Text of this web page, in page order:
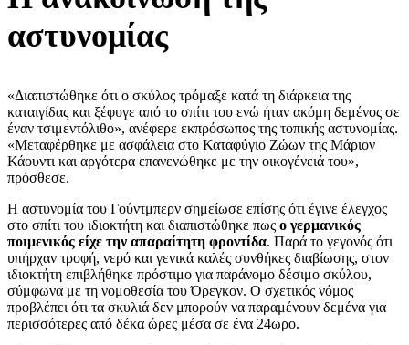
αστυνομίας
«Διαπιστώθηκε ότι ο σκύλος τρόμαξε κατά τη διάρκεια της
καταιγίδας και ξέφυγε από το σπίτι του ενώ ήταν ακόμη δεμένος σε
έναν τσιμεντόλιθο», ανέφερε εκπρόσωπος της τοπικής αστυνομίας.
«Μεταφέρθηκε με ασφάλεια στο Καταφύγιο Ζώων της Μάριον
Κάουντι και αργότερα επανενώθηκε με την οικογένειά του»,
πρόσθεσε.
Η αστυνομία του Γούντμπερν σημείωσε επίσης ότι έγινε έλεγχος
στο σπίτι του ιδιοκτήτη και διαπιστώθηκε πως ο γερμανικός
ποιμενικός είχε την απαραίτητη φροντίδα. Παρά το γεγονός ότι
υπήρχαν τροφή, νερό και γενικά καλές συνθήκες διαβίωσης, στον
ιδιοκτήτη επιβλήθηκε πρόστιμο για παράνομο δέσιμο σκύλου,
σύμφωνα με τη νομοθεσία του Όρεγκον. Ο σχετικός νόμος
προβλέπει ότι τα σκυλιά δεν μπορούν να παραμένουν δεμένα για
περισσότερες από δέκα ώρες μέσα σε ένα 24ωρο.